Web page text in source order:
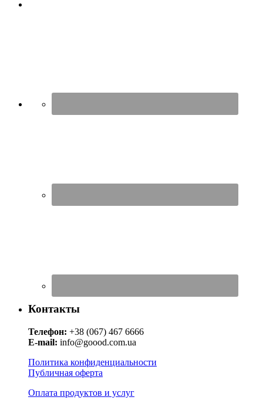
Контакты
Телефон: +38 (067) 467 6666
E-mail: info@goood.com.ua
Политика конфиденциальности
Публичная оферта
Оплата продуктов и услуг